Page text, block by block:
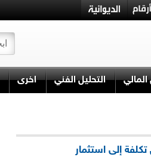
المالي التحليل الفني اخرى
إلى استثمار